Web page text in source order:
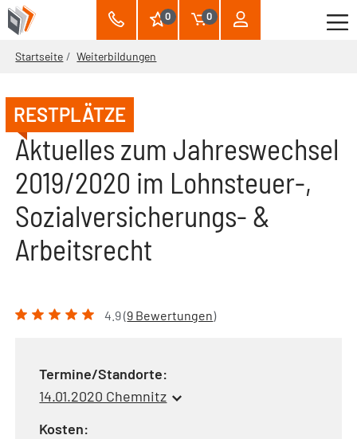
0 0
Startseite Weiterbildungen
RESTPLÄTZE
Aktuelles zum Jahreswechsel
2019/2020 im Lohnsteuer-,
Sozialversicherungs- &
Arbeitsrecht
4.9 (9 Bewertungen)
Termine/Standorte:
14.01.2020 Chemnitz
Kosten: